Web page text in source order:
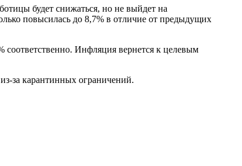
будет снижаться, но не выйдет на
повысилась до 8,7% в отличие от предыдущих
соответственно. Инфляция вернется к целевым
за карантинных ограничений.